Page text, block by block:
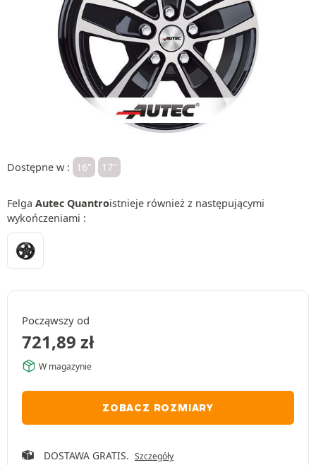
Dostępne w : 16" 17"
Felga Autec Quantroistnieje również z następującymi
wykończeniami :
Począwszy od
721,89 zł
W magazynie
ZOBACZ ROZMIARY
DOSTAWA GRATIS. Szczegóły